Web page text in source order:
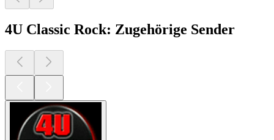
4U Classic Rock: Zugehörige Sender